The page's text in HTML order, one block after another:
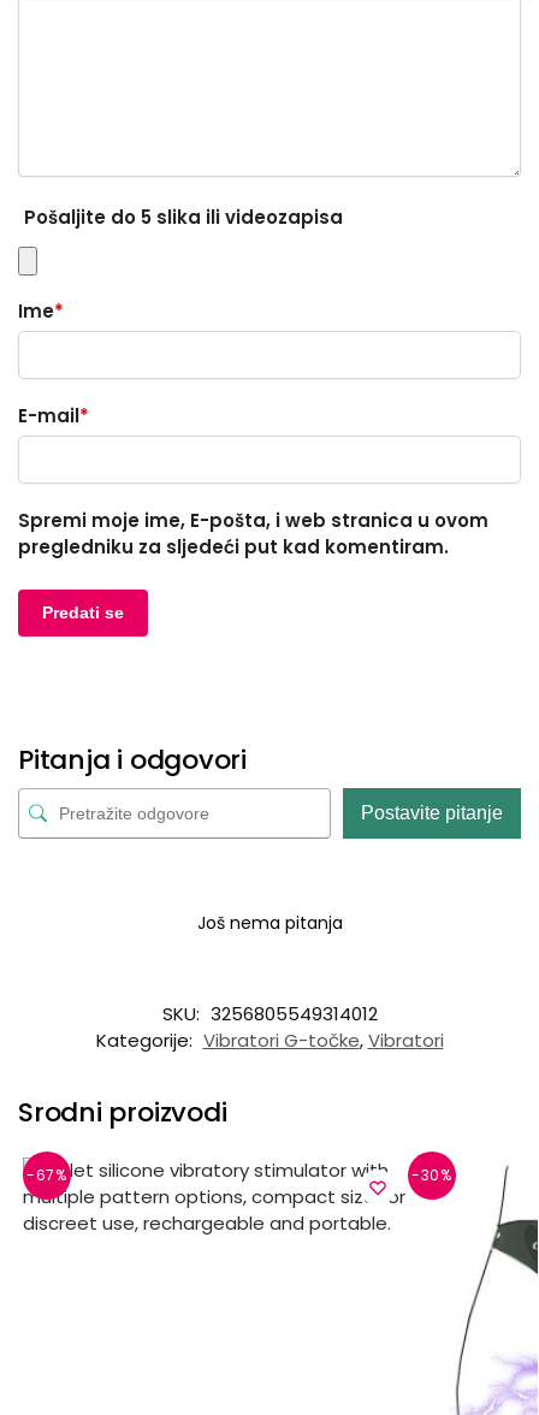
Pošaljite do 5 slika ili videozapisa
Ime*
E-mail*
Spremi moje ime, E-pošta, i web stranica u ovom
pregledniku za sljedeći put kad komentiram.
Pitanja i odgovori
Postavite pitanje
Još nema pitanja
SKU: 3256805549314012
Kategorije: Vibratori G-točke,Vibratori
Srodni proizvodi
-67% -30%